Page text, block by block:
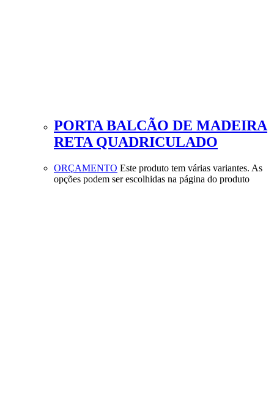
PORTA BALCÃO DE MADEIRA
RETA QUADRICULADO
ORÇAMENTO Este produto tem várias variantes. As
opções podem ser escolhidas na página do produto